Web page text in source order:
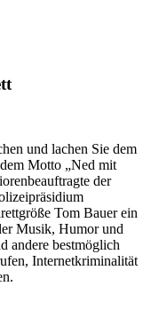
und lachen Sie dem
Motto „Ned mit
der
Tom Bauer ein
Musik, Humor und
andere bestmöglich
Internetkriminalität